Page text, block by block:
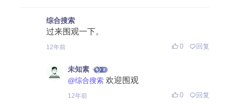
综合搜索
过来围观一下。
12年前 0 回复
未知素
@综合搜索 欢迎围观
12年前 0 回复